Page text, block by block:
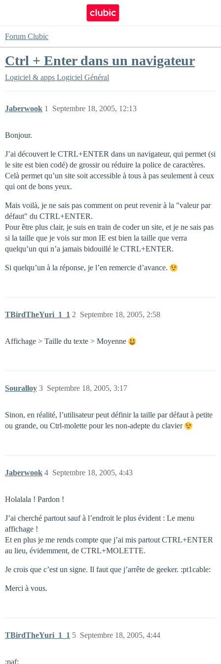
Forum Clubic
Ctrl + Enter dans un navigateur
Logiciel & apps Logiciel Général
Jaberwook Septembre 18, 2005, 12:13
1
Bonjour.
J’ai découvert le CTRL+ENTER dans un navigateur, qui permet (si
le site est bien codé) de grossir ou réduire la police de caractères.
Celà permet qu’un site soit accessible à tous à pas seulement à ceux
qui ont de bons yeux.
Mais voilà, je ne sais pas comment on peut revenir à la "valeur par
défaut" du CTRL+ENTER.
Pour être plus clair, je suis en train de coder un site, et je ne sais pas
si la taille que je vois sur mon IE est bien la taille que verra
quelqu’un qui n’a jamais bidouillé le CTRL+ENTER.
Si quelqu’un à la réponse, je l’en remercie d’avance.
TBirdTheYuri_1_1 Septembre 18, 2005, 2:58
2
Affichage > Taille du texte > Moyenne
Souralloy Septembre 18, 2005, 3:17
3
Sinon, en réalité, l’utilisateur peut définir la taille par défaut à petite
ou grande, ou Ctrl-molette pour les non-adepte du clavier
Jaberwook Septembre 18, 2005, 4:43
4
Holalala ! Pardon !
J’ai cherché partout sauf à l’endroit le plus évident : Le menu
affichage !
Et en plus je me rends compte que j’ai mis partout CTRL+ENTER
au lieu, évidemment, de CTRL+MOLETTE.
Je crois que c’est un signe. Il faut que j’arrête de geeker. :pt1cable:
Merci à vous.
TBirdTheYuri_1_1 Septembre 18, 2005, 4:44
5
:paf: